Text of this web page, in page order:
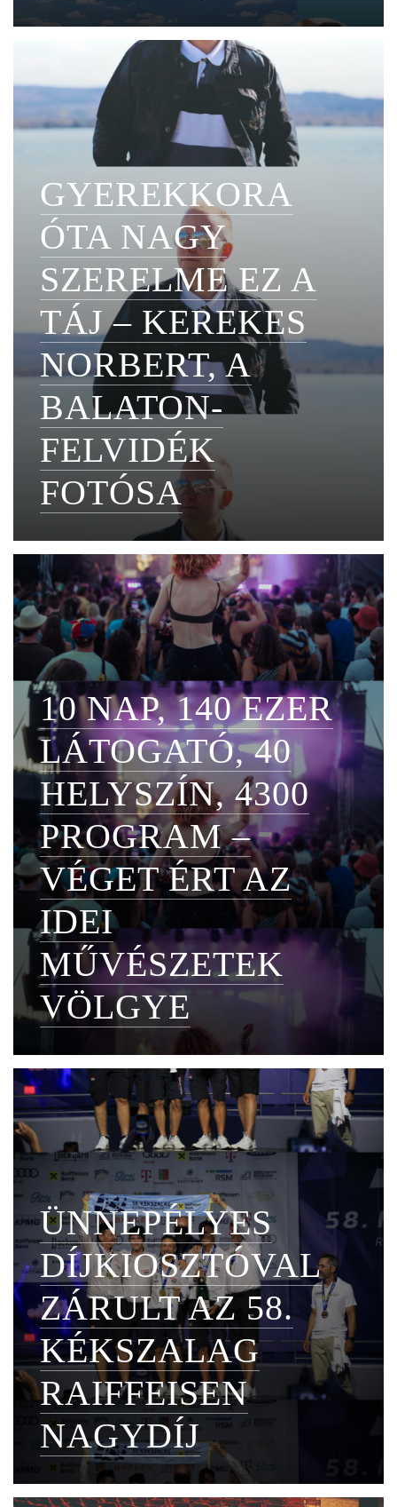
GYEREKKORA
ÓTA NAGY
SZERELME EZ A
TÁJ – KEREKES
NORBERT, A
BALATON-
FELVIDÉK
FOTÓSA
10 NAP, 140 EZER
LÁTOGATÓ, 40
HELYSZÍN, 4300
PROGRAM –
VÉGET ÉRT AZ
IDEI
MŰVÉSZETEK
VÖLGYE
ÜNNEPÉLYES
DÍJKIOSZTÓVAL
ZÁRULT AZ 58.
KÉKSZALAG
RAIFFEISEN
NAGYDÍJ